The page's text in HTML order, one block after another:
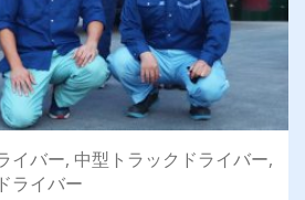
イバー, 中型トラックドライバー,
ライバー